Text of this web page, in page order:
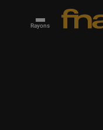
Rayons